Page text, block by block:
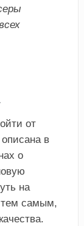
от
в
о
на
тем самым,